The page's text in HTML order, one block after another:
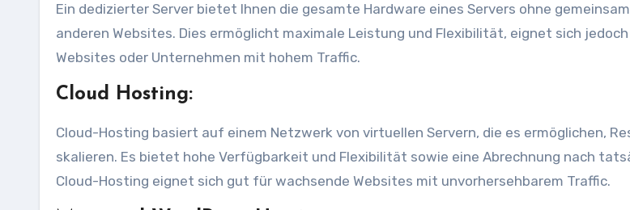
Ein dedizierter Server bietet Ihnen die gesamte Hardware eines Servers ohne
anderen Websites. Dies ermöglicht maximale Leistung und Flexibilität, eignet sich
Websites oder Unternehmen mit hohem Traffic.
Cloud Hosting:
Cloud-Hosting basiert auf einem Netzwerk von virtuellen Servern, die es ermöglichen,
skalieren. Es bietet hohe Verfügbarkeit und Flexibilität sowie eine Abrechnung nach
Cloud-Hosting eignet sich gut für wachsende Websites mit unvorhersehbarem Traffic.